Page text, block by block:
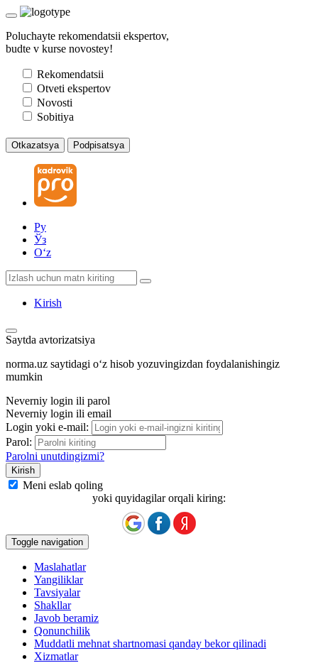
Poluchayte rekomendatsii ekspertov,
budte v kurse novostey!
Rekomendatsii
Otveti ekspertov
Novosti
Sobitiya
Otkazatsya Podpisatsya
Ру
Ўз
Oʻz
Kirish
Saytda avtorizatsiya
norma.uz saytidagi oʻz hisob yozuvingizdan foydalanishingiz
mumkin
Neverniy login ili parol
Neverniy login ili email
Login yoki e-mail:
Parol:
Parolni unutdingizmi?
Meni eslab qoling
yoki quyidagilar orqali kiring:
Toggle navigation
Maslahatlar
Yangiliklar
Tavsiyalar
Shakllar
Javob beramiz
Qonunchilik
Muddatli mehnat shartnomasi qanday bekor qilinadi
Xizmatlar